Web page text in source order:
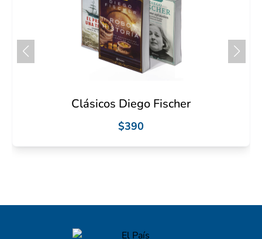
Clásicos Diego Fischer
$390